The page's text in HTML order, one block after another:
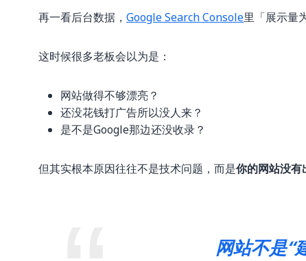
再一看后台数据， Google Search Console里「展示量
这时候很多老板会以为是：
网站做得不够漂亮？
还没花钱打广告所以没人来？
是不是Google那边还没收录？
但其实根本原因往往不是技术问题，而是你的网站没有
网站不是“